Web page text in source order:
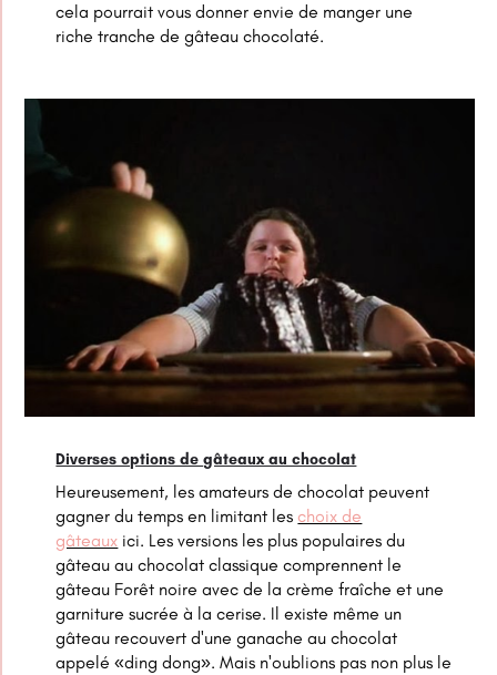
cela pourrait vous donner envie de manger une
riche tranche de gâteau chocolaté.
Diverses options de gâteaux au chocolat
Heureusement, les amateurs de chocolat peuvent
gagner du temps en limitant leschoix de
gâteaux ici. Les versions les plus populaires du
gâteau au chocolat classique comprennent le
gâteau Forêt noire avec de la crème fraîche et une
garniture sucrée à la cerise. Il existe même un
gâteau recouvert d'une ganache au chocolat
appelé «ding dong». Mais n'oublions pas non plus le